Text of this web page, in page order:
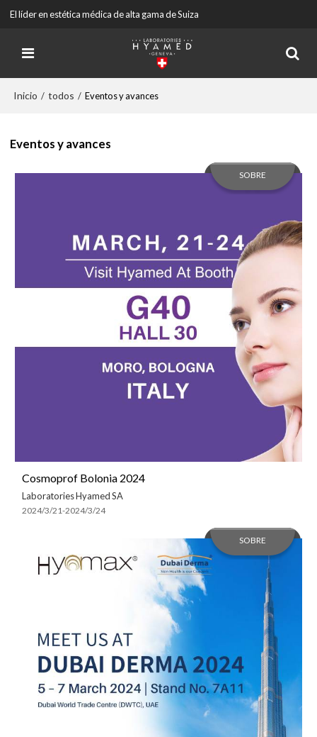
El líder en estética médica de alta gama de Suiza
Inicio / todos / Eventos y avances
Eventos y avances
Cosmoprof Bolonia 2024
Laboratories Hyamed SA
SOBRE
2024/3/21-2024/3/24
SOBRE